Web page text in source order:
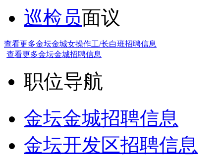
巡检员面议
查看更多金坛金城女操作工/长白班招聘信息
查看更多金坛金城招聘信息
职位导航
金坛金城招聘信息
金坛开发区招聘信息